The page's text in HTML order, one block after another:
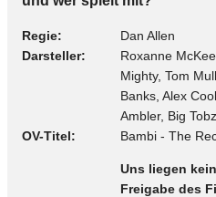
Regie
Dan Allen
Darsteller
Roxanne
Mighty, Tom
Banks, Alex
Ambler, Big
OV-Titel
Bambi - The
Uns liegen
Freigabe des